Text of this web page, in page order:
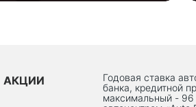
АКЦИИ
Годовая ставка
банка, кредитной
максимальный -